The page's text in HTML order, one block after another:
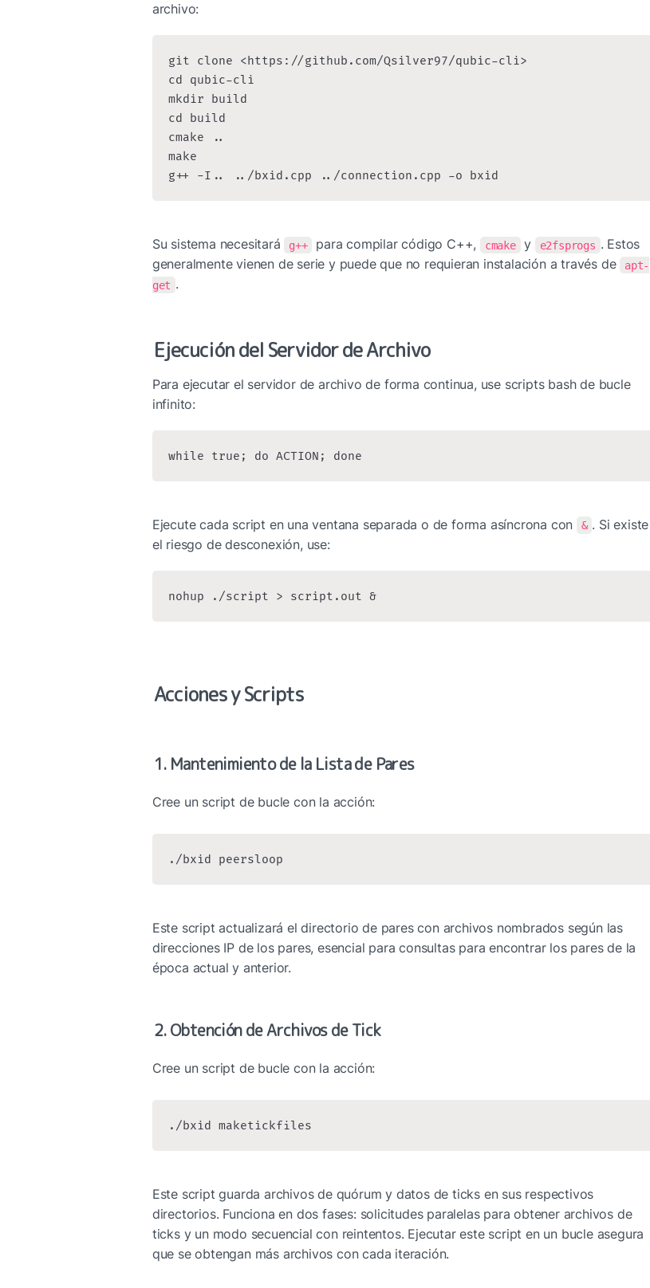
archivo:
git clone <https://github.com/Qsilver97/qubic-cli>
cd qubic-cli
mkdir build
cd build
cmake ..
make
g++ -I.. ../bxid.cpp ../connection.cpp -o bxid
Su sistema necesitará g++ para compilar código C++, cmake y e2fsprogs . Estos
generalmente vienen de serie y puede que no requieran instalación a través de
apt-
get .
Ejecución del Servidor de Archivo
Para ejecutar el servidor de archivo de forma continua, use scripts bash de bucle
infinito:
while true; do ACTION; done
Ejecute cada script en una ventana separada o de forma asíncrona con & . Si existe
el riesgo de desconexión, use:
nohup ./script > script.out &
Acciones y Scripts
1. Mantenimiento de la Lista de Pares
Cree un script de bucle con la acción:
./bxid peersloop
Este script actualizará el directorio de pares con archivos nombrados según las
direcciones IP de los pares, esencial para consultas para encontrar los pares de la
época actual y anterior.
2. Obtención de Archivos de Tick
Cree un script de bucle con la acción:
./bxid maketickfiles
Este script guarda archivos de quórum y datos de ticks en sus respectivos
directorios. Funciona en dos fases: solicitudes paralelas para obtener archivos de
ticks y un modo secuencial con reintentos. Ejecutar este script en un bucle asegura
que se obtengan más archivos con cada iteración.